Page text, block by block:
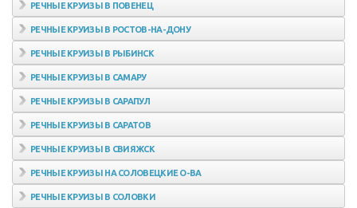
РЕЧНЫЕ КРУИЗЫ В ПОВЕНЕЦ
РЕЧНЫЕ КРУИЗЫ В РОСТОВ-НА-ДОНУ
РЕЧНЫЕ КРУИЗЫ В РЫБИНСК
РЕЧНЫЕ КРУИЗЫ В САМАРУ
РЕЧНЫЕ КРУИЗЫ В САРАПУЛ
РЕЧНЫЕ КРУИЗЫ В САРАТОВ
РЕЧНЫЕ КРУИЗЫ В СВИЯЖСК
РЕЧНЫЕ КРУИЗЫ НА СОЛОВЕЦКИЕ О-ВА
РЕЧНЫЕ КРУИЗЫ В СОЛОВКИ